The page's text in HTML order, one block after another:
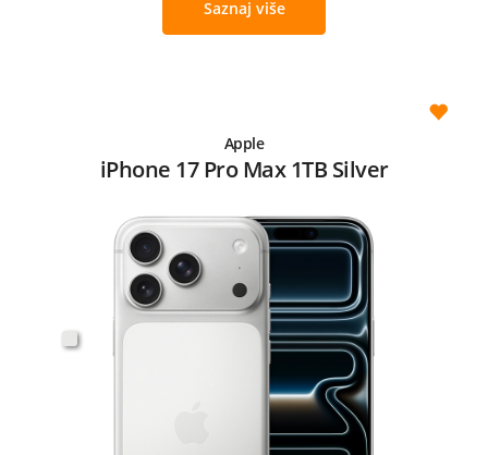
Saznaj više
Apple
iPhone 17 Pro Max 1TB Silver